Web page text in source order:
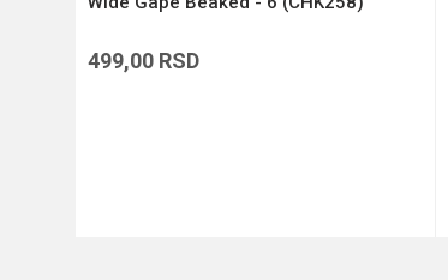
499,00 RSD